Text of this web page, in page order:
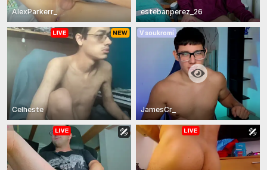
AlexParkerr_ estebanperez_26
Celheste
V soukromí
JamesCr_